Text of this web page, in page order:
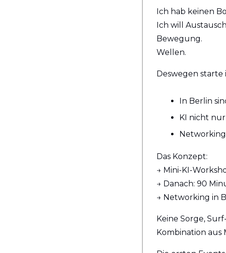
Ich hab keinen
Ich will
Bewegung.
Wellen.
Deswegen starte
In Berlin
KI nicht
Das Konzept:
→ Mini-KI-
→ Danach: 90
→ Networking in
Keine Sorge,
Kombination aus